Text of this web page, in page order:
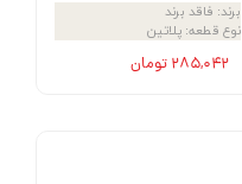
برند: فاقد برند
نوع قطعه: پلاتین
۲۸۵,۰۴۲ تومان